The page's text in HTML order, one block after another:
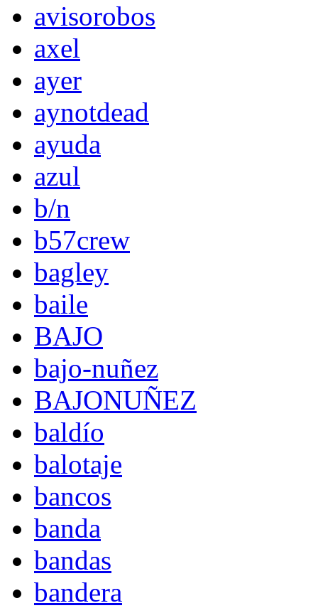
avisorobos
axel
ayer
aynotdead
ayuda
azul
b/n
b57crew
bagley
baile
BAJO
bajo-nuñez
BAJONUÑEZ
baldío
balotaje
bancos
banda
bandas
bandera